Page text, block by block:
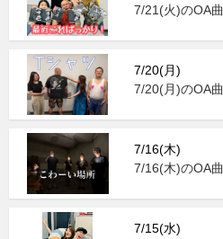
7/21(火)のOA曲
7/20(月)
7/20(月)のOA曲
7/16(木)
7/16(木)のOA曲
7/15(水)